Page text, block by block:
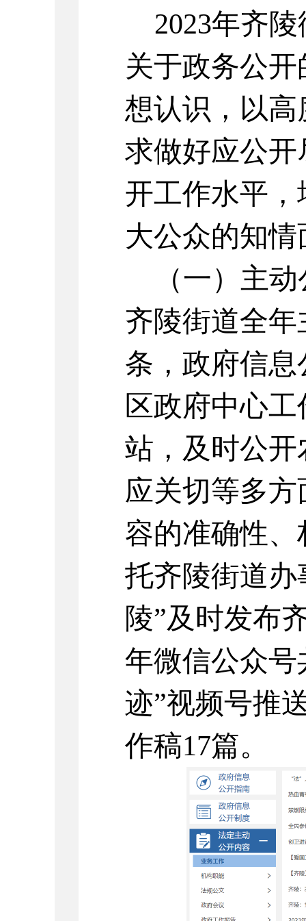
2023年齐陵
关于政务公
想认识，以
求做好应公
开工作水平
大公众的知
（一）主
齐陵街道全年
条，政府信
区政府中心
站，及时公开
应关切等多
容的准确性
托齐陵街道办
陵”及时发布
年微信公众号
迹”视频号推
作稿17篇。